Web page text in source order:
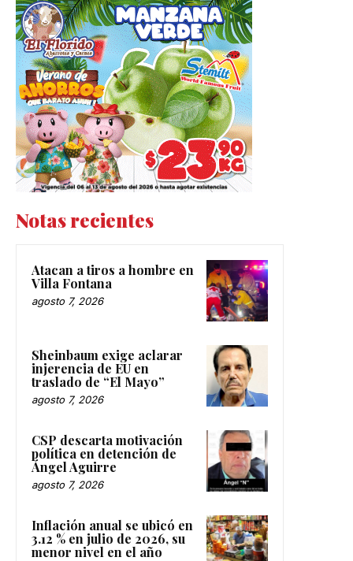
Notas recientes
Atacan a tiros a hombre en
Villa Fontana
agosto 7, 2026
Sheinbaum exige aclarar
injerencia de EU en
traslado de “El Mayo”
agosto 7, 2026
CSP descarta motivación
política en detención de
Ángel Aguirre
agosto 7, 2026
Inflación anual se ubicó en
3.12 % en julio de 2026, su
menor nivel en el año